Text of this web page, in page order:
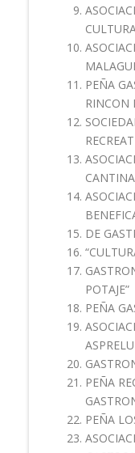
PEÑA
RINCON
CANTINA
DE
POTAJE”
PEÑA
PEÑA
PEÑA